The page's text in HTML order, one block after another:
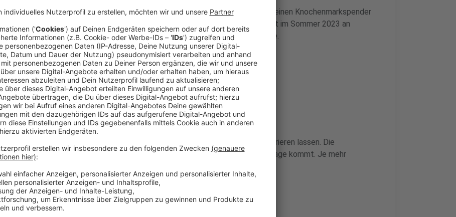
Am Freitag veranstaltet die DKMS eine Registrierungsaktion, um einen Knochenmarkspender
für den siebenjährigen Josef zu finden. Der kleine Leverkusener ist im Sommer 2023 an
Blutkrebs erkrankt und befindet sich derzeit in der Chemotherapie.
Anzeige
Registrierungsaktion in der Grundschule Im Kirchfeld
Anzeige
Ab 14:00 Uhr könnt ihr euch in der Grundschule Im Kirchfeld registrieren lassen. Die
Registrierung zeigt, ob ihr als Knochenmarkspender für Josef infrage kommt. Je mehr
Anzeige